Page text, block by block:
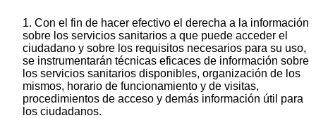
1. Con el fin de hacer efectivo el derecha a la información
sobre los servicios sanitarios a que puede acceder el
ciudadano y sobre los requisitos necesarios para su uso,
se instrumentarán técnicas eficaces de información sobre
los servicios sanitarios disponibles, organización de los
mismos, horario de funcionamiento y de visitas,
procedimientos de acceso y demás información útil para
los ciudadanos.